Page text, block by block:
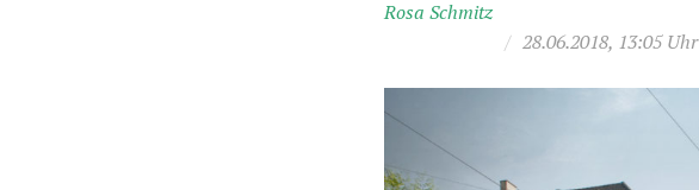
Rosa Schmitz
/ 28.06.2018, 13:05 Uhr